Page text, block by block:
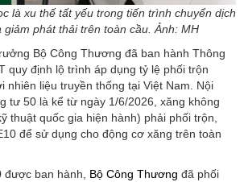
là xu thế tất yếu trong tiến trình chuyển dịch
giảm phát thải trên toàn cầu. Ảnh: MH
Bộ Công Thương đã ban hành Thông
quy định lộ trình áp dụng tỷ lệ phối trộn
nhiên liệu truyền thống tại Việt Nam. Nội
tư 50 là kể từ ngày 1/6/2026, xăng không
thuật quốc gia hiện hành) phải phối trộn,
để sử dụng cho động cơ xăng trên toàn
được ban hành, Bộ Công Thương đã phối